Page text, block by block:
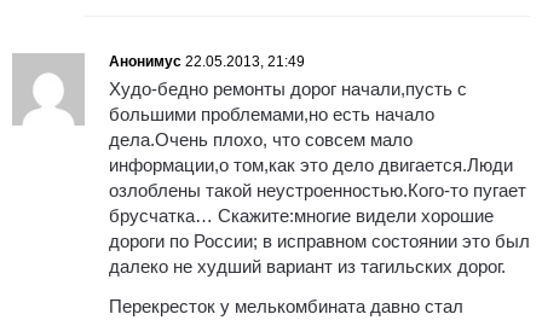
Анонимус 22.05.2013, 21:49
Худо-бедно ремонты дорог начали,пусть с
большими проблемами,но есть начало
дела.Очень плохо, что совсем мало
информации,о том,как это дело двигается.Люди
озлоблены такой неустроенностью.Кого-то пугает
брусчатка… Скажите:многие видели хорошие
дороги по России; в исправном состоянии это был
далеко не худший вариант из тагильских дорог.
Перекресток у мелькомбината давно стал